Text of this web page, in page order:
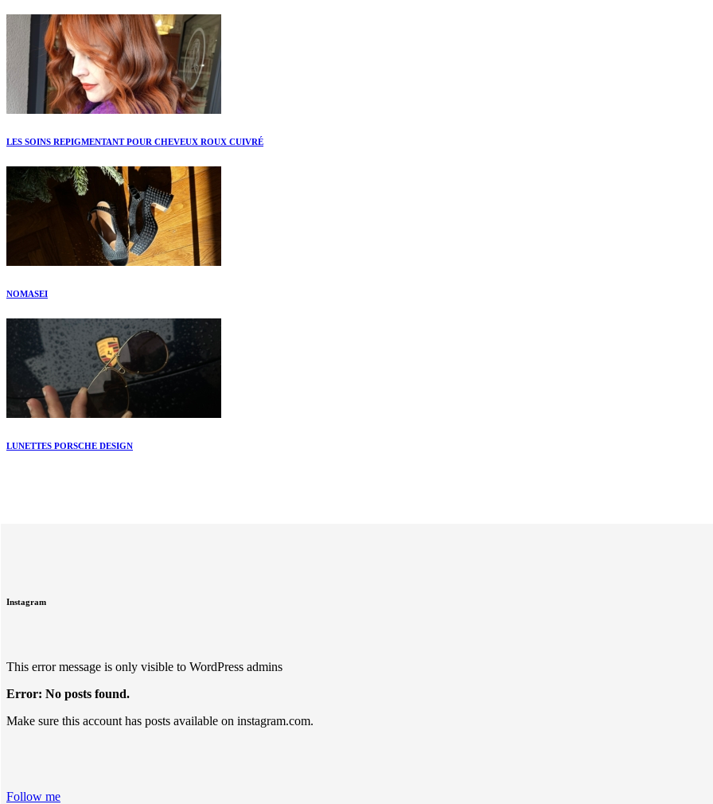
LES SOINS REPIGMENTANT POUR CHEVEUX ROUX CUIVRÉ
NOMASEI
LUNETTES PORSCHE DESIGN
Instagram
This error message is only visible to WordPress admins
Error: No posts found.
Make sure this account has posts available on instagram.com.
Follow me